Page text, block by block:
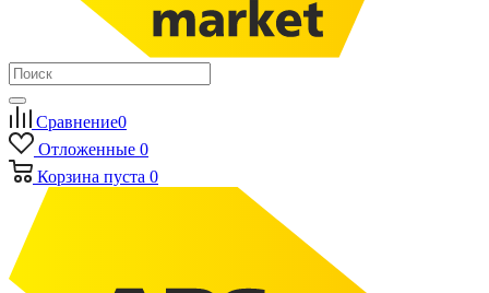
Сравнение0
Отложенные 0
Корзина пуста 0